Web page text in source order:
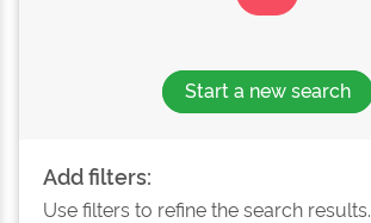
Start a new search
Add filters:
Use filters to refine the search results.